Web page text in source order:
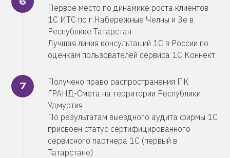
Первое место по динамике роста клиентов
1С ИТС по г.Набережные Челны и 3е в
Республике Татарстан
Лучшая линия консультаций 1С в России по
оценкам пользователей сервиса 1С Коннект
Получено право распространения ПК
ГРАНД-Смета на территории Республики
Удмуртия
По результатам выездного аудита фирмы 1С
присвоен статус сертифицированного
сервисного партнера 1С (первый в
Татарстане)